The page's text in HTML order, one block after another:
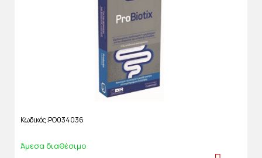
Κωδικός PO034036
Άμεσα διαθέσιμο